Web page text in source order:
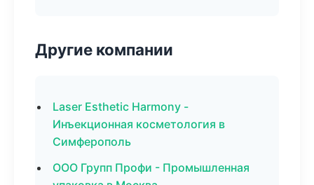
Другие компании
Laser Esthetic Harmony -
Инъекционная косметология в
Симферополь
ООО Групп Профи - Промышленная